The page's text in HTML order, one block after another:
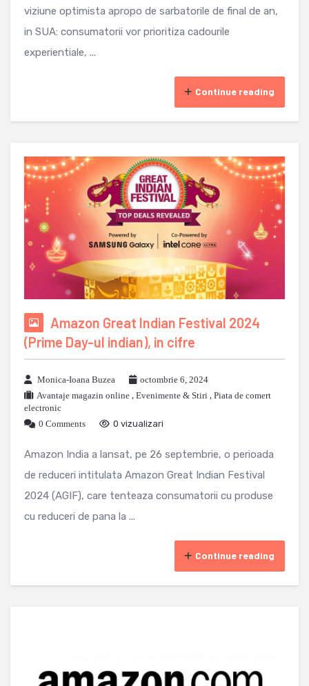
viziune optimista apropo de sarbatorile de final de an,
in SUA: consumatorii vor prioritiza cadourile
experientiale, ...
Continue reading
Amazon Great Indian Festival 2024
(Prime Day-ul indian), in cifre
Monica-Ioana Buzea
octombrie 6, 2024
Avantaje magazin online , Evenimente & Stiri , Piata de comert
electronic
0 Comments
0 vizualizari
Amazon India a lansat, pe 26 septembrie, o perioada
de reduceri intitulata Amazon Great Indian Festival
2024 (AGIF), care tenteaza consumatorii cu produse
cu reduceri de pana la ...
Continue reading